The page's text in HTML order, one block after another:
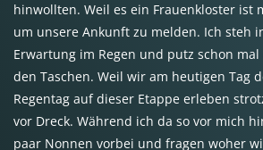
hinwollten. Weil es ein Frauenkloster ist
um unsere Ankunft zu melden. Ich steh
Erwartung im Regen und putz schon
den Taschen. Weil wir am heutigen Tag
Regentag auf dieser Etappe erleben
vor Dreck. Während ich da so vor mich
paar Nonnen vorbei und fragen woher